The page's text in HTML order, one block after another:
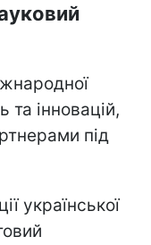
та інновацій,
під
української